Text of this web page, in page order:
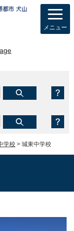
メニュー
学校 > 城東中学校